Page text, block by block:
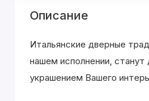
Описание
Итальянские дверные
нашем исполнении,
украшением Вашего